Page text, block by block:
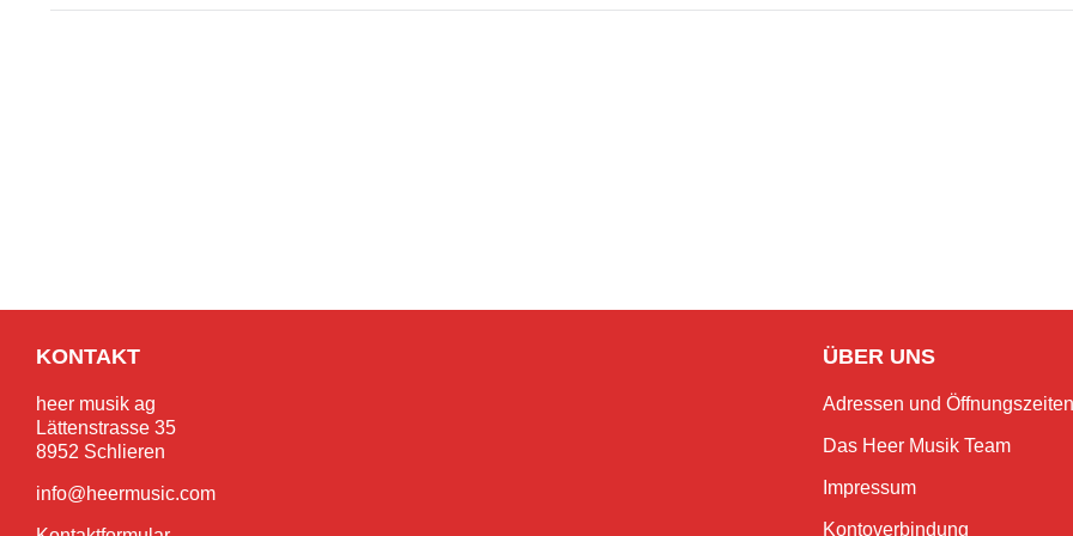
KONTAKT
heer musik ag
Lättenstrasse 35
8952 Schlieren
info@heermusic.com
ÜBER UNS
Adressen und Öffnungszeiten
Das Heer Musik Team
Impressum
Kontoverbindung